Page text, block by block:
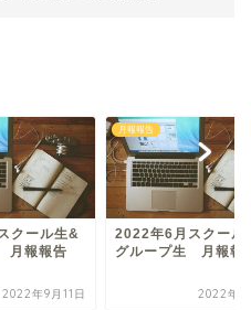
クール生&
月報報告
2022年9月11日
月報報告
2022年6月スクール
グループ生 月報報
2022年7